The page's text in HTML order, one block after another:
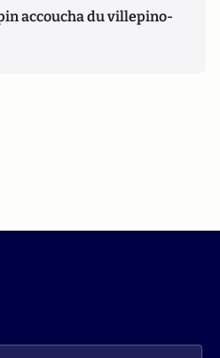
accoucha du villepino-